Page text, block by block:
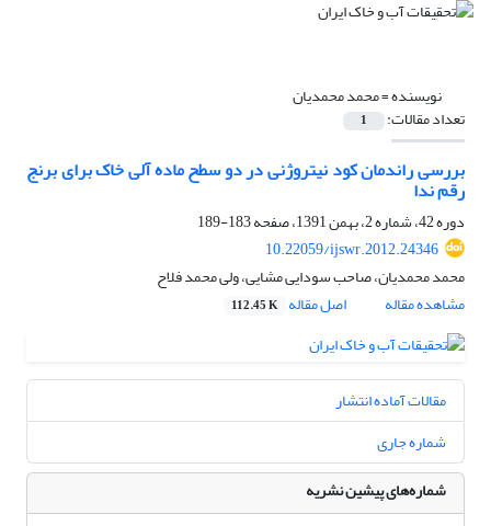
نویسنده =محمد محمدیان
تعداد مقالات: 1
بررسی راندمان کود نیتروژنی در دو سطح ماده آلی خاک برای برنج
رقم ندا
دوره 42، شماره 2، بهمن 1391، صفحه
183-189
10.22059/ijswr.2012.24346
محمد محمدیان، صاحب سودایی مشایی، ولی محمد فلاح
مشاهده مقاله
اصل مقاله 112.45 K
مقالات آماده انتشار
شماره جاری
شماره‌های پیشین نشریه